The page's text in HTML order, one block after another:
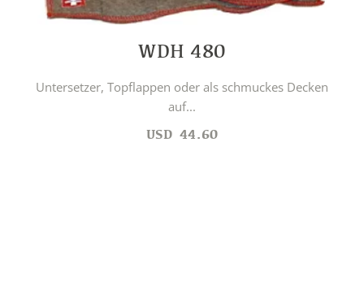
WDH 480
Untersetzer, Topflappen oder als schmuckes Decken
auf...
USD 44.60